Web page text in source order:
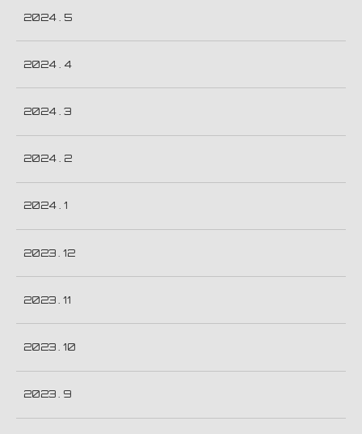
2024 . 5
2024 . 4
2024 . 3
2024 . 2
2024 . 1
2023 . 12
2023 . 11
2023 . 10
2023 . 9